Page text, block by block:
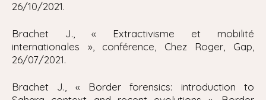
26/10/2021.
Brachet J., « Extractivisme et mobilité
internationales », conférence, Chez Roger, Gap,
26/07/2021.
Brachet J., « Border forensics: introduction to